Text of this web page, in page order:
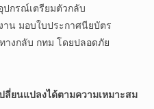
กรณ์เตรียมตัวกลับ
น มอบใบประกาศนียบัตร
งกลับ กทม โดยปลอดภัย
ลี่ยนแปลงได้ตามความเหมาะสม